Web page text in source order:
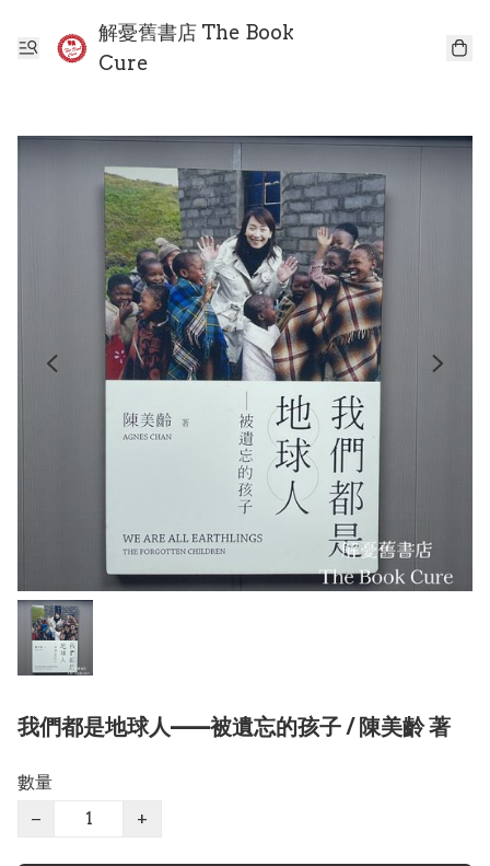
解憂舊書店 The Book
Cure
我們都是地球人——被遺忘的孩子 / 陳美齡 著
數量
−
+